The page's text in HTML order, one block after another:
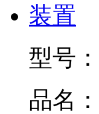
型号：
品名：